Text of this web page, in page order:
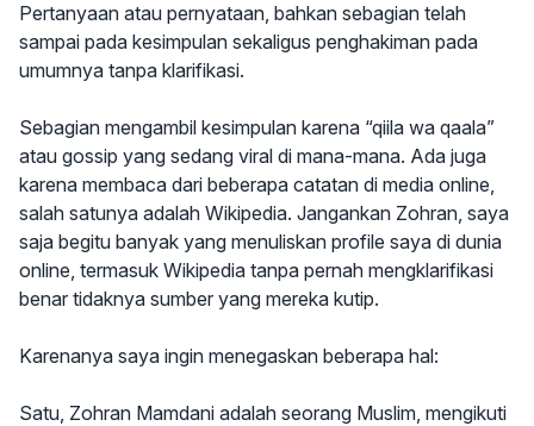
Pertanyaan atau pernyataan, bahkan sebagian telah
sampai pada kesimpulan sekaligus penghakiman pada
umumnya tanpa klarifikasi.
Sebagian mengambil kesimpulan karena “qiila wa qaala”
atau gossip yang sedang viral di mana-mana. Ada juga
karena membaca dari beberapa catatan di media online,
salah satunya adalah Wikipedia. Jangankan Zohran, saya
saja begitu banyak yang menuliskan profile saya di dunia
online, termasuk Wikipedia tanpa pernah mengklarifikasi
benar tidaknya sumber yang mereka kutip.
Karenanya saya ingin menegaskan beberapa hal:
Satu, Zohran Mamdani adalah seorang Muslim, mengikuti